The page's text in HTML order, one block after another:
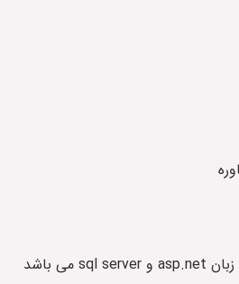
وب سایت مرکز مشاوره با زبان asp.net و sql server می باشد